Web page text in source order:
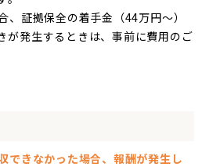
証拠保全の着手金（44万円〜）
が発生するときは、事前に費用のご
できなかった場合、報酬が発生し